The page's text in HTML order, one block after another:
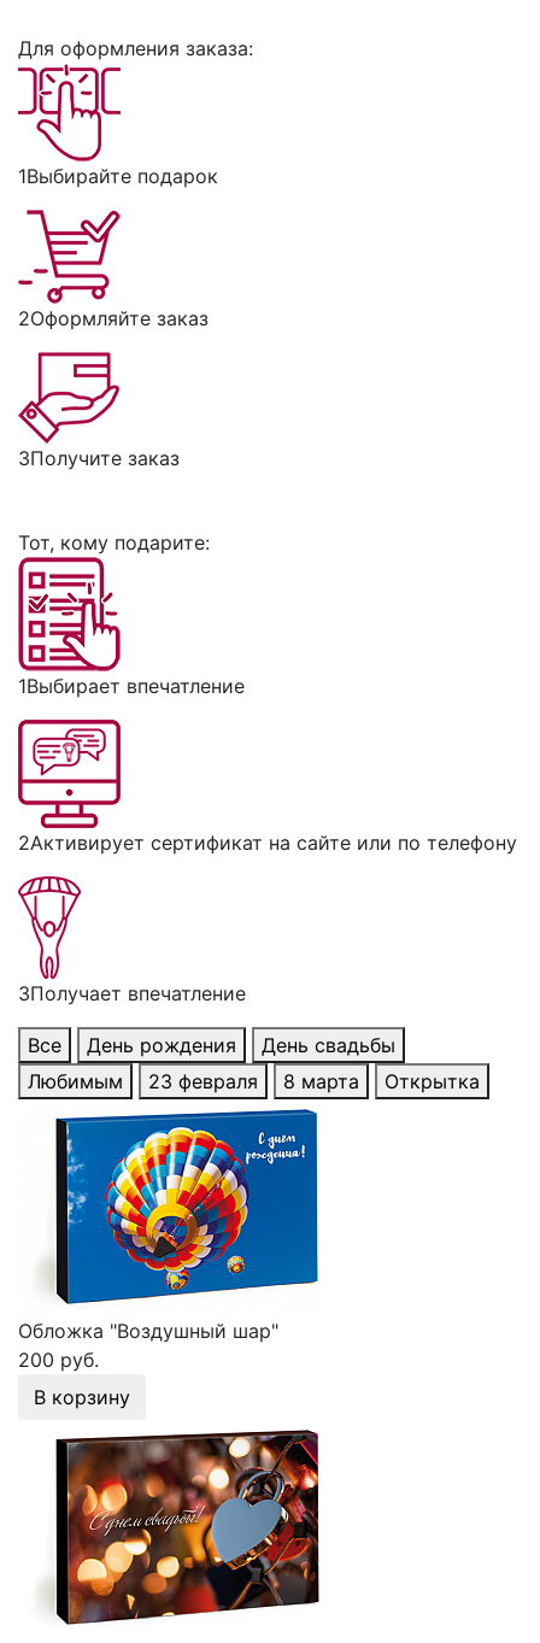
Для оформления заказа:
1Выбирайте подарок
2Оформляйте заказ
3Получите заказ
Тот, кому подарите:
1Выбирает впечатление
2Активирует сертификат на сайте или по телефону
3Получает впечатление
Все День рождения
День свадьбы
Любимым
23 февраля 8 марта Открытка
Обложка "Воздушный шар"
200 руб.
В корзину